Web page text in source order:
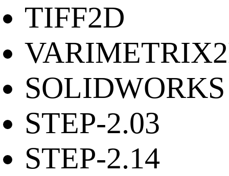
TIFF2D
SOLIDWORKS
STEP-2.03
STEP-2.14